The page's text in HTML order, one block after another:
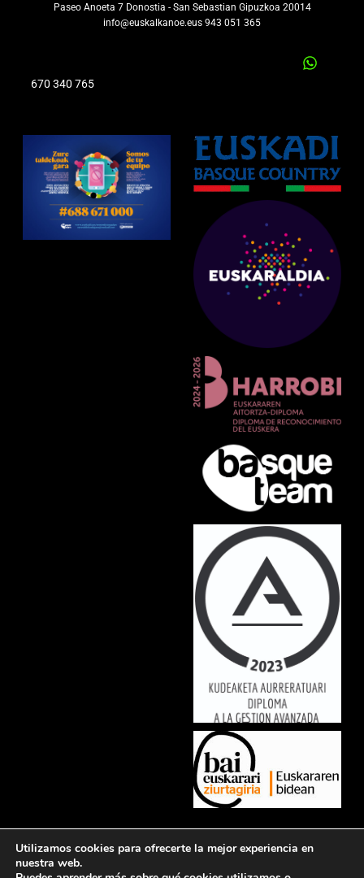
Paseo Anoeta 7 Donostia - San Sebastian Gipuzkoa 20014
info@euskalkanoe.eus 943 051 365
670 340 765
luctus nec ullamcorper mattis, pulvinar dapibus leo.
Utilizamos cookies para ofrecerte la mejor experiencia en
nuestra web.